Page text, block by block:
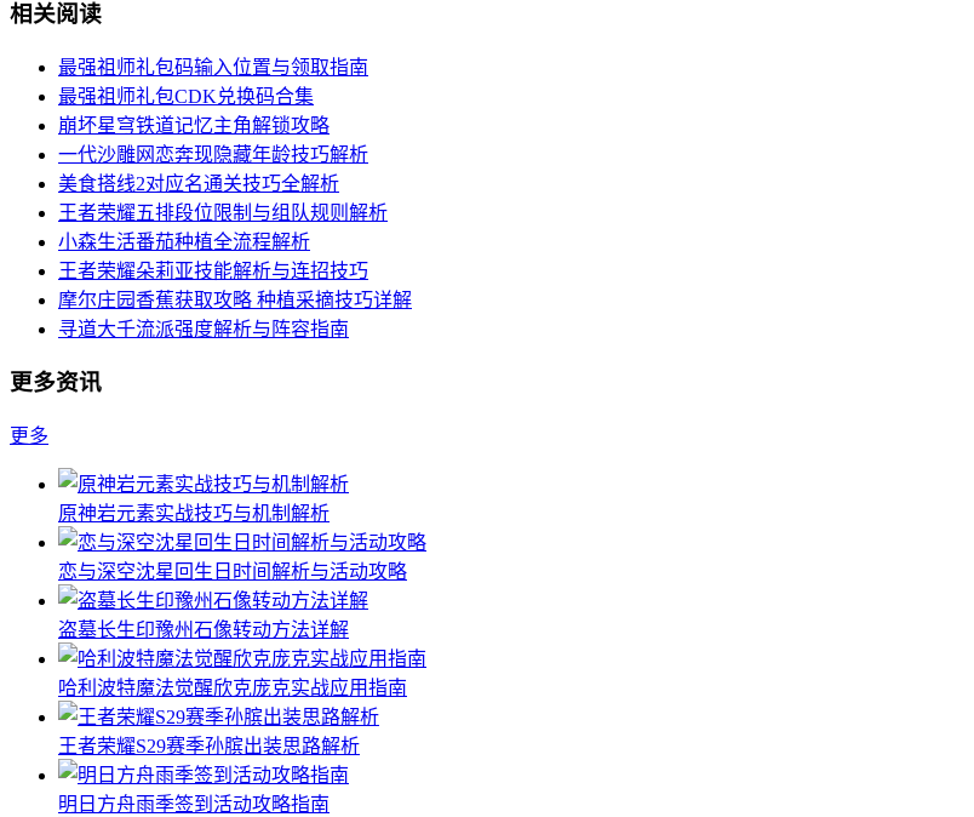
相关阅读
最强祖师礼包码输入位置与领取指南
最强祖师礼包CDK兑换码合集
崩坏星穹铁道记忆主角解锁攻略
一代沙雕网恋奔现隐藏年龄技巧解析
美食搭线2对应名通关技巧全解析
王者荣耀五排段位限制与组队规则解析
小森生活番茄种植全流程解析
王者荣耀朵莉亚技能解析与连招技巧
摩尔庄园香蕉获取攻略 种植采摘技巧详解
寻道大千流派强度解析与阵容指南
更多资讯
更多
原神岩元素实战技巧与机制解析
恋与深空沈星回生日时间解析与活动攻略
盗墓长生印豫州石像转动方法详解
哈利波特魔法觉醒欣克庞克实战应用指南
王者荣耀S29赛季孙膑出装思路解析
明日方舟雨季签到活动攻略指南